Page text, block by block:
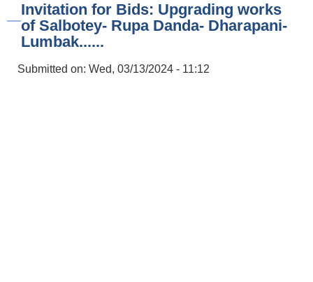
Invitation for Bids: Upgrading works
of Salbotey- Rupa Danda- Dharapani-
Lumbak......
Submitted on: Wed, 03/13/2024 - 11:12